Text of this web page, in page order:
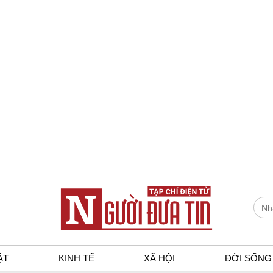
KINH TẾ XÃ HỘI ĐỜI SỐNG